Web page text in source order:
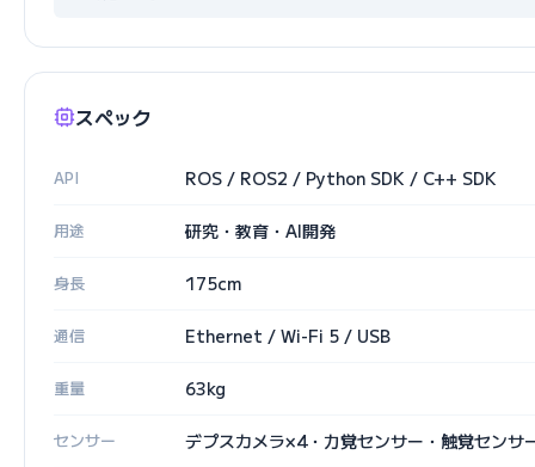
スペック
API ROS / ROS2 / Python SDK / C++ SDK
用途 研究・教育・AI開発
身長 175cm
通信 Ethernet / Wi-Fi 5 / USB
重量 63kg
センサー デプスカメラ×4・力覚センサー・触覚センサ